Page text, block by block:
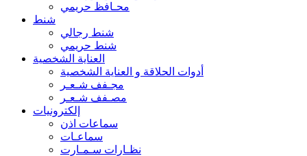
محـافظ حريمي
شنط
شنط رجالي
شنط حريمي
العناية الشخصية
أدوات الحلاقة و العناية الشخصية
مجـفف شـعـر
مصـفف شـعـر
إلكترونيات
سماعات اذن
سماعـات
نظـارات سـمـارت